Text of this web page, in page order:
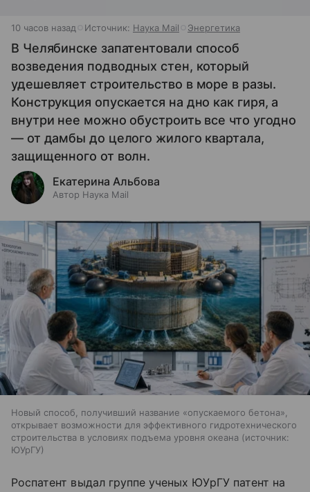
10 часов назад Источник: Наука Mail Энергетика
В Челябинске запатентовали способ
возведения подводных стен, который
удешевляет строительство в море в разы.
Конструкция опускается на дно как гиря, а
внутри нее можно обустроить все что угодно
— от дамбы до целого жилого квартала,
защищенного от волн.
Екатерина Альбова
Автор Наука Mail
Новый способ, получивший название «опускаемого бетона»,
открывает возможности для эффективного гидротехнического
строительства в условиях подъема уровня океана
источник:
ЮУрГУ
Роспатент выдал группе ученых ЮУрГУ патент на